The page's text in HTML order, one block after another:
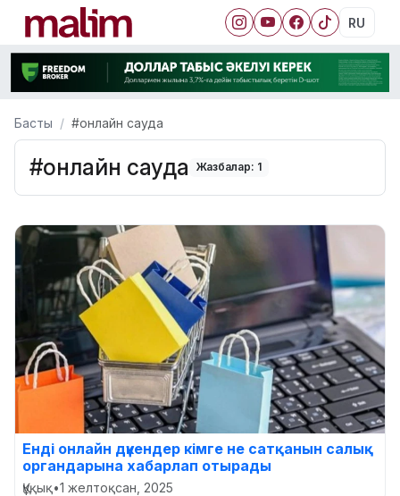
RU
Басты #онлайн сауда
#онлайн сауда Жазбалар: 1
Енді онлайн дүкендер кімге не сатқанын салық
органдарына хабарлап отырады
Құқық•1 желтоқсан, 2025